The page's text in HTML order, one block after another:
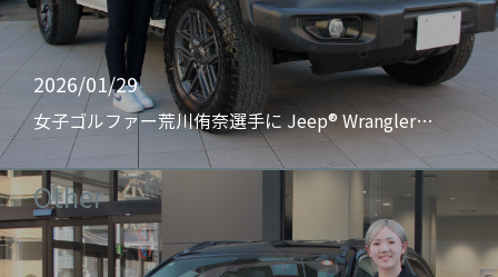
2026/01/29
女子ゴルファー荒川侑奈選手に Jeep® Wrangler…
Other